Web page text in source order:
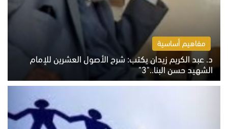
مفاهيم أساسية
د. عبد الكريم زيدان يكتب: شرح الأصول العشرين للإمام
الشهيد حسن البنا.."3"
الثلاثاء 4 أغسطس 2026 01:04 م